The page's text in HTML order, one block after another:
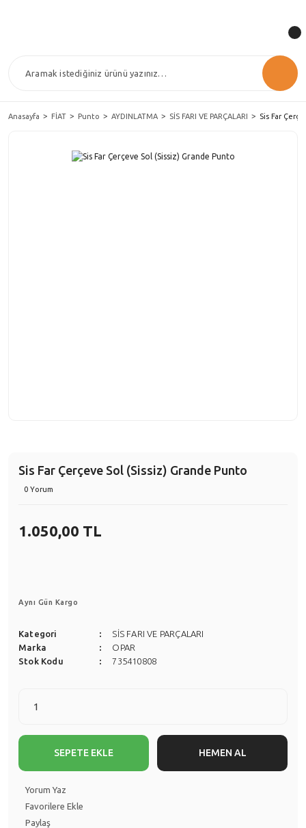
Anasayfa FİAT Punto AYDINLATMA SİS FARI VE PARÇALARI Sis Far
Sis Far Çerçeve Sol (Sissiz) Grande Punto
0 Yorum
1.050,00 TL
Aynı Gün Kargo
Kategori
SİS FARI VE PARÇALARI
Marka
OPAR
Stok Kodu
735410808
SEPETE EKLE HEMEN AL
Yorum Yaz
Paylaş